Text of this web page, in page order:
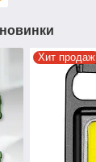
новинки
Хит продаж